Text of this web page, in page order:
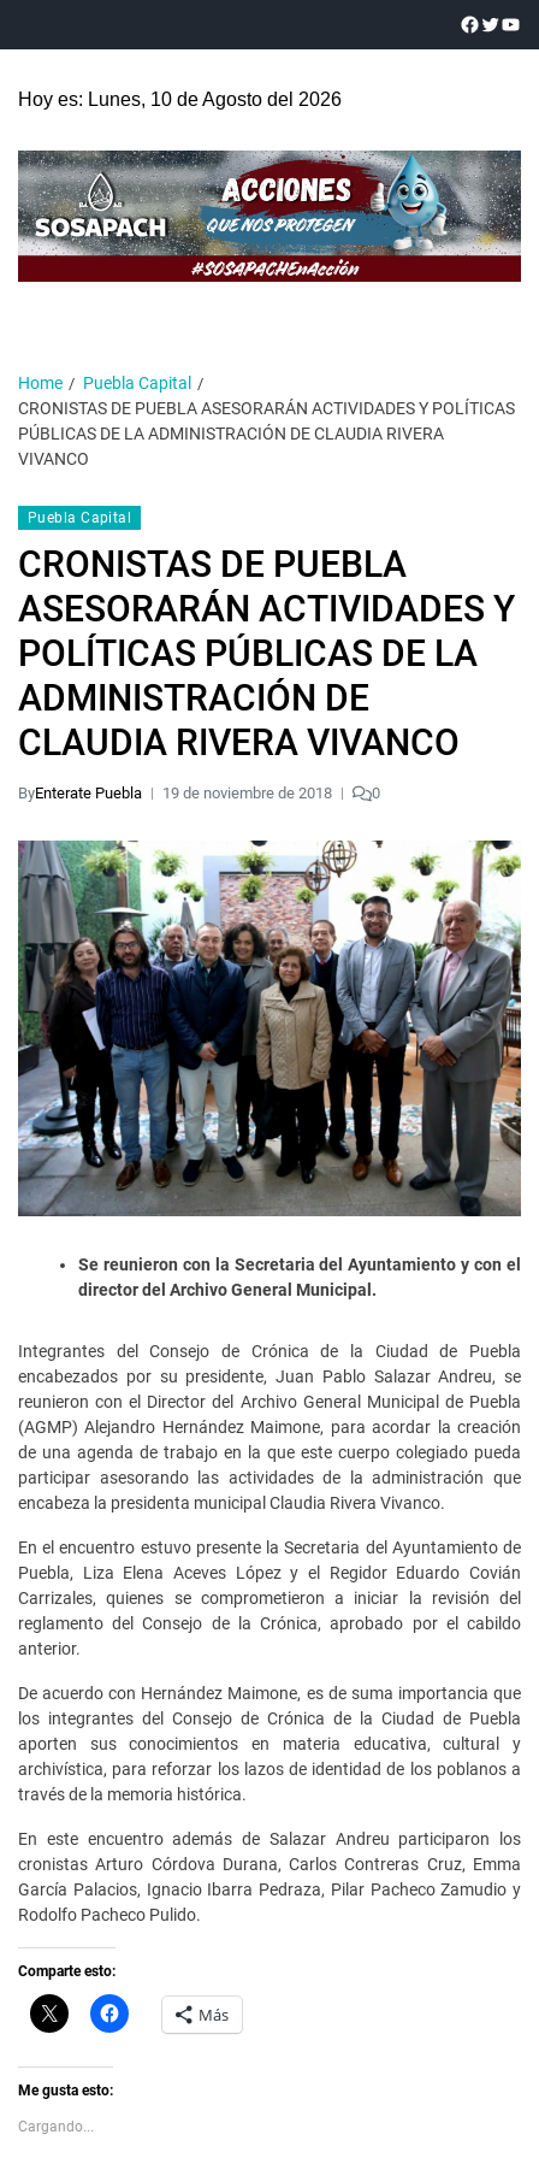
Hoy es: Lunes, 10 de Agosto del 2026
Home
Puebla Capital
CRONISTAS DE PUEBLA ASESORARÁN ACTIVIDADES Y POLÍTICAS
PÚBLICAS DE LA ADMINISTRACIÓN DE CLAUDIA RIVERA
VIVANCO
Puebla Capital
CRONISTAS DE PUEBLA
ASESORARÁN ACTIVIDADES Y
POLÍTICAS PÚBLICAS DE LA
ADMINISTRACIÓN DE
CLAUDIA RIVERA VIVANCO
ByEnterate Puebla 19 de noviembre de 2018 0
Se reunieron con la Secretaria del Ayuntamiento y con el
director del Archivo General Municipal.
Integrantes del Consejo de Crónica de la Ciudad de Puebla
encabezados por su presidente, Juan Pablo Salazar Andreu, se
reunieron con el Director del Archivo General Municipal de Puebla
(AGMP) Alejandro Hernández Maimone, para acordar la creación
de una agenda de trabajo en la que este cuerpo colegiado pueda
participar asesorando las actividades de la administración que
encabeza la presidenta municipal Claudia Rivera Vivanco.
En el encuentro estuvo presente la Secretaria del Ayuntamiento de
Puebla, Liza Elena Aceves López y el Regidor Eduardo Covián
Carrizales, quienes se comprometieron a iniciar la revisión del
reglamento del Consejo de la Crónica, aprobado por el cabildo
anterior.
De acuerdo con Hernández Maimone, es de suma importancia que
los integrantes del Consejo de Crónica de la Ciudad de Puebla
aporten sus conocimientos en materia educativa, cultural y
archivística, para reforzar los lazos de identidad de los poblanos a
través de la memoria histórica.
En este encuentro además de Salazar Andreu participaron los
cronistas Arturo Córdova Durana, Carlos Contreras Cruz, Emma
García Palacios, Ignacio Ibarra Pedraza, Pilar Pacheco Zamudio y
Rodolfo Pacheco Pulido.
Comparte esto:
C
l
k
t
s
h
H
a Más
Me gusta esto:
Cargando...